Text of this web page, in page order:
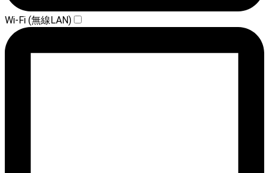
Wi-Fi (無線LAN)